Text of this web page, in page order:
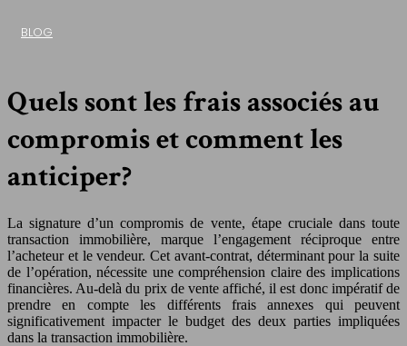
BLOG
Quels sont les frais associés au
compromis et comment les
anticiper?
La signature d’un compromis de vente, étape cruciale dans toute
transaction immobilière, marque l’engagement réciproque entre
l’acheteur et le vendeur. Cet avant-contrat, déterminant pour la suite
de l’opération, nécessite une compréhension claire des implications
financières. Au-delà du prix de vente affiché, il est donc impératif de
prendre en compte les différents frais annexes qui peuvent
significativement impacter le budget des deux parties impliquées
dans la transaction immobilière.